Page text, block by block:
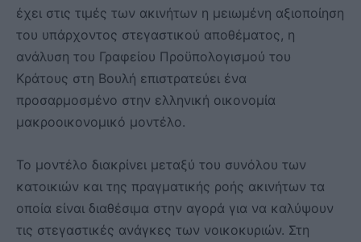
έχει στις τιμές των ακινήτων η μειωμένη αξιοποίηση
του υπάρχοντος στεγαστικού αποθέματος, η
ανάλυση του Γραφείου Προϋπολογισμού του
Κράτους στη Βουλή επιστρατεύει ένα
προσαρμοσμένο στην ελληνική οικονομία
μακροοικονομικό μοντέλο.
Το μοντέλο διακρίνει μεταξύ του συνόλου των
κατοικιών και της πραγματικής ροής ακινήτων τα
οποία είναι διαθέσιμα στην αγορά για να καλύψουν
τις στεγαστικές ανάγκες των νοικοκυριών. Στη